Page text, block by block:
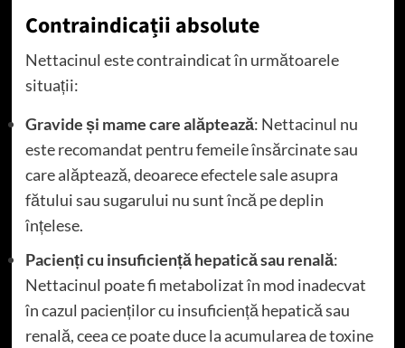
Contraindicații absolute
Nettacinul este contraindicat în următoarele
situații:
Gravide și mame care alăptează: Nettacinul nu
este recomandat pentru femeile însărcinate sau
care alăptează, deoarece efectele sale asupra
fătului sau sugarului nu sunt încă pe deplin
înțelese.
Pacienți cu insuficiență hepatică sau renală:
Nettacinul poate fi metabolizat în mod inadecvat
în cazul pacienților cu insuficiență hepatică sau
renală, ceea ce poate duce la acumularea de toxine